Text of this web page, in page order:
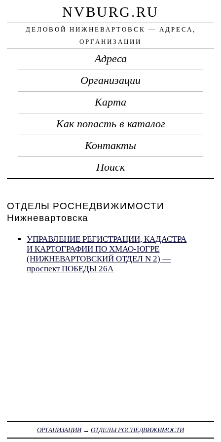
NVBURG.RU
ДЕЛОВОЙ НИЖНЕВАРТОВСК — АДРЕСА,
ОРГАНИЗАЦИИ
Адреса
Организации
Карта
Как попасть в каталог
Контакты
Поиск
ОТДЕЛЫ РОСНЕДВИЖИМОСТИ
Нижневартовска
УПРАВЛЕНИЕ РЕГИСТРАЦИИ, КАДАСТРА
И КАРТОГРАФИИ ПО ХМАО-ЮГРЕ
(НИЖНЕВАРТОВСКИЙ ОТДЕЛ N 2) —
проспект ПОБЕДЫ 26А
ОРГАНИЗАЦИИ→ ОТДЕЛЫ РОСНЕДВИЖИМОСТИ